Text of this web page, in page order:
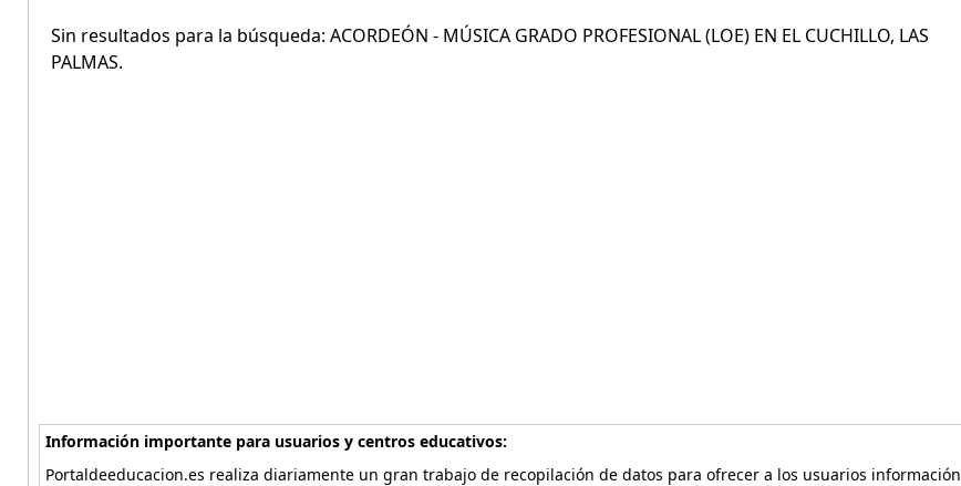
Sin resultados para la búsqueda: ACORDEÓN - MÚSICA GRADO PROFESIONAL (LOE) EN EL CUCHILLO, LAS
PALMAS.
Información importante para usuarios y centros educativos:
Portaldeeducacion.es realiza diariamente un gran trabajo de recopilación de datos para ofrecer a los usuarios información